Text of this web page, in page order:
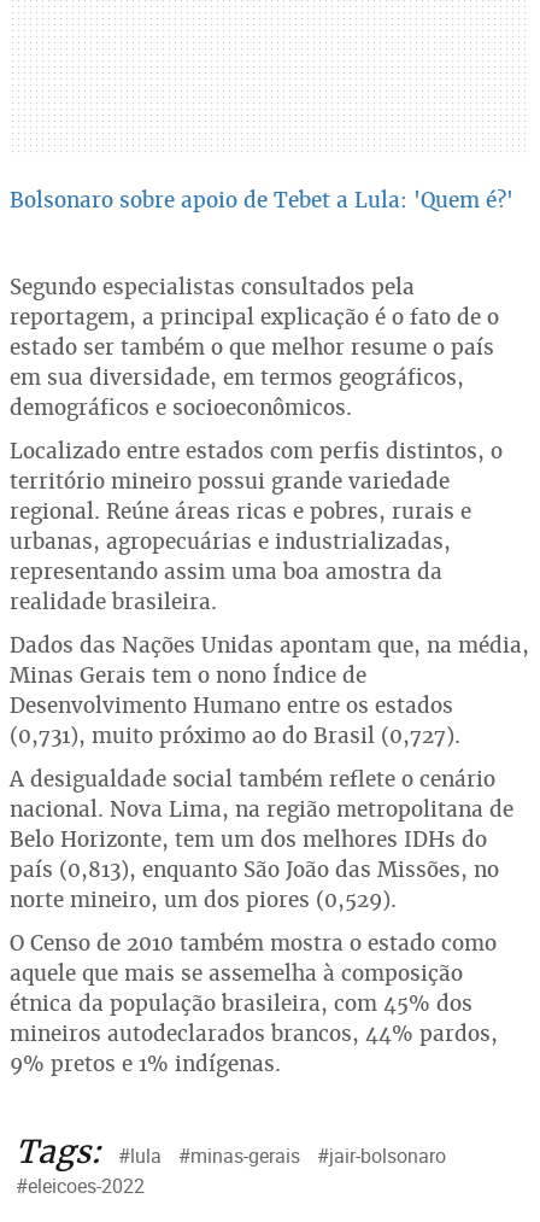
Bolsonaro sobre apoio de Tebet a Lula: 'Quem é?'
Segundo especialistas consultados pela
reportagem, a principal explicação é o fato de o
estado ser também o que melhor resume o país
em sua diversidade, em termos geográficos,
demográficos e socioeconômicos.
Localizado entre estados com perfis distintos, o
território mineiro possui grande variedade
regional. Reúne áreas ricas e pobres, rurais e
urbanas, agropecuárias e industrializadas,
representando assim uma boa amostra da
realidade brasileira.
Dados das Nações Unidas apontam que, na média,
Minas Gerais tem o nono Índice de
Desenvolvimento Humano entre os estados
(0,731), muito próximo ao do Brasil (0,727).
A desigualdade social também reflete o cenário
nacional. Nova Lima, na região metropolitana de
Belo Horizonte, tem um dos melhores IDHs do
país (0,813), enquanto São João das Missões, no
norte mineiro, um dos piores (0,529).
O Censo de 2010 também mostra o estado como
aquele que mais se assemelha à composição
étnica da população brasileira, com 45% dos
mineiros autodeclarados brancos, 44% pardos,
9% pretos e 1% indígenas.
Tags: #lula #minas-gerais
#jair-bolsonaro
#eleicoes-2022